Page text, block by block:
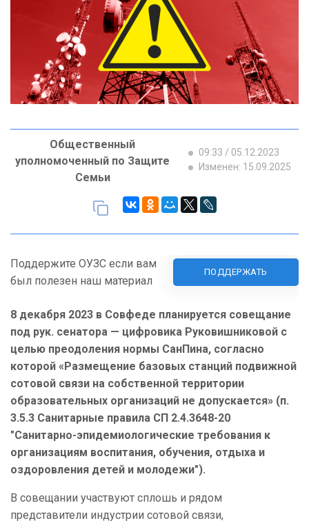
Общественный
уполномоченный по Защите
Семьи
09:33 / 05.12.2023
Изменен: 15.09.2025
Поддержите ОУЗС если вам
был полезен наш материал
ПОДДЕРЖАТЬ
8 декабря 2023 в Совфеде планируется совещание
под рук. сенатора — цифровика Руковишниковой с
целью преодоления нормы СанПина, согласно
которой «Размещение базовых станций подвижной
сотовой связи на собственной территории
образовательных организаций не допускается» (п.
3.5.3 Санитарные правила СП 2.4.3648-20
"Санитарно-эпидемиологические требования к
организациям воспитания, обучения, отдыха и
оздоровления детей и молодежи").
В совещании участвуют сплошь и рядом
представители индустрии сотовой связи,